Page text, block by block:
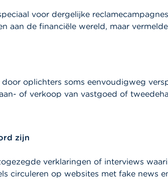
voor dergelijke
aan de financiële wereld, maar
oplichters soms eenvoudigweg
of verkoop van vastgoed of
zijn
verklaringen of interviews
circuleren op websites met fake news